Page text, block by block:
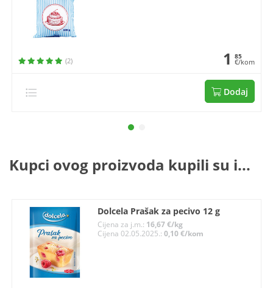
(2) 1 85
€/kom
Dodaj
Kupci ovog proizvoda kupili su i...
Dolcela Prašak za pecivo 12 g
Cijena za j.m.: 16,67 €/kg
Cijena 02.05.2025.:0,10 €/kom